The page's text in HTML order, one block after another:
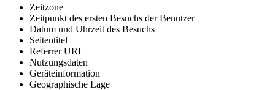
Zeitzone
Zeitpunkt des ersten Besuchs der Benutzer
Datum und Uhrzeit des Besuchs
Seitentitel
Referrer URL
Nutzungsdaten
Geräteinformation
Geographische Lage